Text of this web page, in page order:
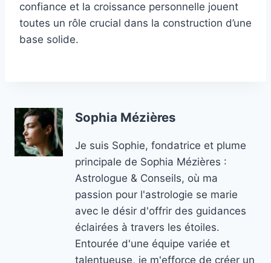
confiance et la croissance personnelle jouent
toutes un rôle crucial dans la construction d’une
base solide.
Sophia Mézières
Je suis Sophie, fondatrice et plume
principale de Sophia Mézières :
Astrologue & Conseils, où ma
passion pour l'astrologie se marie
avec le désir d'offrir des guidances
éclairées à travers les étoiles.
Entourée d'une équipe variée et
talentueuse, je m'efforce de créer un